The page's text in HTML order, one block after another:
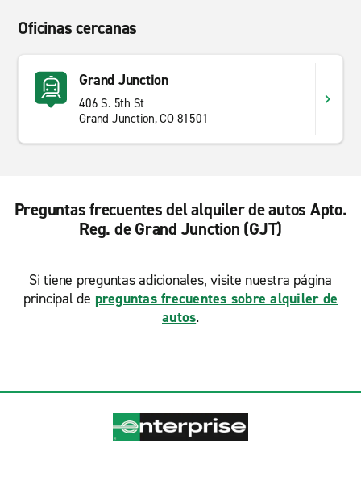
Oficinas cercanas
Grand Junction
406 S. 5th St
Grand Junction, CO 81501
Preguntas frecuentes del alquiler de autos Apto.
Reg. de Grand Junction (GJT)
Si tiene preguntas adicionales, visite nuestra página
principal de preguntas frecuentes sobre alquiler de
autos.